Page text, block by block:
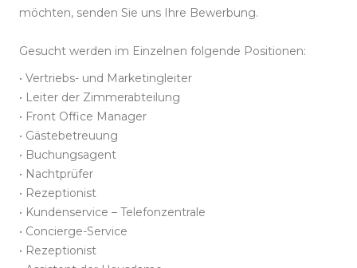
möchten, senden Sie uns Ihre Bewerbung.
Gesucht werden im Einzelnen folgende Positionen:
• Vertriebs- und Marketingleiter
• Leiter der Zimmerabteilung
• Front Office Manager
• Gästebetreuung
• Buchungsagent
• Nachtprüfer
• Rezeptionist
• Kundenservice – Telefonzentrale
• Concierge-Service
• Rezeptionist